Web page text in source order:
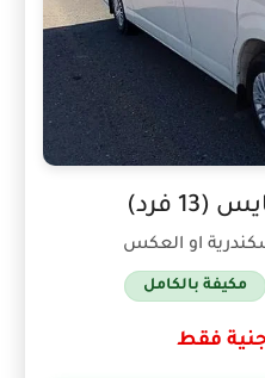
فرد)
او العكس
مكيفة بالكامل
فقط